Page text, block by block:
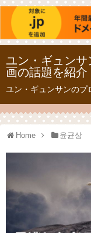
ユン・ギュン
画の話題を紹介
ユン・ギュンサンのプ
Home 윤균상